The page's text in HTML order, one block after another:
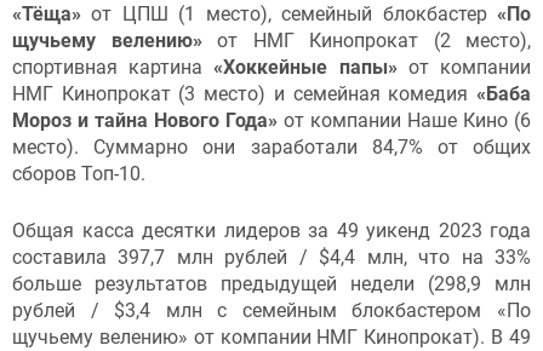
«Тёща» от ЦПШ (1 место), семейный блокбастер «По
щучьему велению» от НМГ Кинопрокат (2 место),
спортивная картина«Хоккейные папы» от компании
НМГ Кинопрокат (3 место) и семейная комедия «Баба
Мороз и тайна Нового Года» от компании Наше Кино (6
место). Суммарно они заработали 84,7% от общих
сборов Топ-10.
Общая касса десятки лидеров за 49 уикенд 2023 года
составила 397,7 млн рублей / $4,4 млн, что на 33%
больше результатов предыдущей недели (298,9 млн
рублей / $3,4 млн с семейным блокбастером «По
щучьему велению» от компании НМГ Кинопрокат). В 49